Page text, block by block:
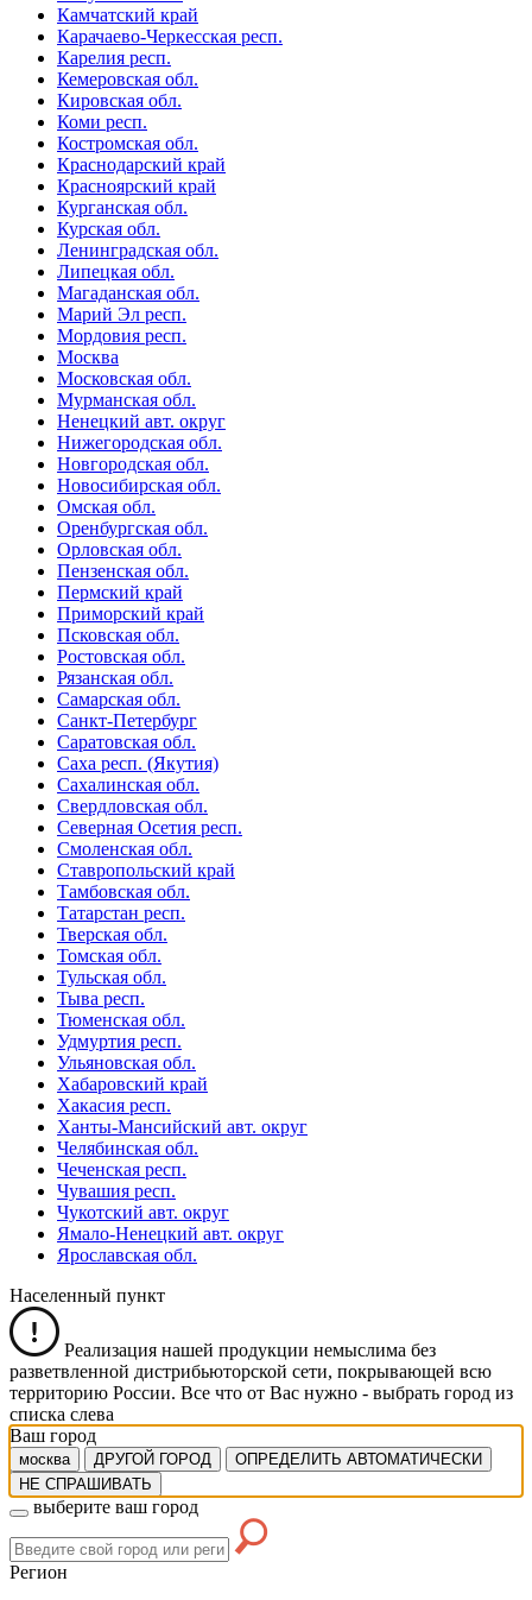
Камчатский край
Карачаево-Черкесская респ.
Карелия респ.
Кемеровская обл.
Кировская обл.
Коми респ.
Костромская обл.
Краснодарский край
Красноярский край
Курганская обл.
Курская обл.
Ленинградская обл.
Липецкая обл.
Магаданская обл.
Марий Эл респ.
Мордовия респ.
Москва
Московская обл.
Мурманская обл.
Ненецкий авт. округ
Нижегородская обл.
Новгородская обл.
Новосибирская обл.
Омская обл.
Оренбургская обл.
Орловская обл.
Пензенская обл.
Пермский край
Приморский край
Псковская обл.
Ростовская обл.
Рязанская обл.
Самарская обл.
Санкт-Петербург
Саратовская обл.
Саха респ. (Якутия)
Сахалинская обл.
Свердловская обл.
Северная Осетия респ.
Смоленская обл.
Ставропольский край
Тамбовская обл.
Татарстан респ.
Тверская обл.
Томская обл.
Тульская обл.
Тыва респ.
Тюменская обл.
Удмуртия респ.
Ульяновская обл.
Хабаровский край
Хакасия респ.
Ханты-Мансийский авт. округ
Челябинская обл.
Чеченская респ.
Чувашия респ.
Чукотский авт. округ
Ямало-Ненецкий авт. округ
Ярославская обл.
Населенный пункт
Реализация нашей продукции немыслима без
разветвленной дистрибьюторской сети, покрывающей всю
территорию России. Все что от Вас нужно - выбрать город из
списка слева
Ваш город
москва ДРУГОЙ ГОРОД
ОПРЕДЕЛИТЬ АВТОМАТИЧЕСКИ
НЕ СПРАШИВАТЬ
выберите ваш город
Регион